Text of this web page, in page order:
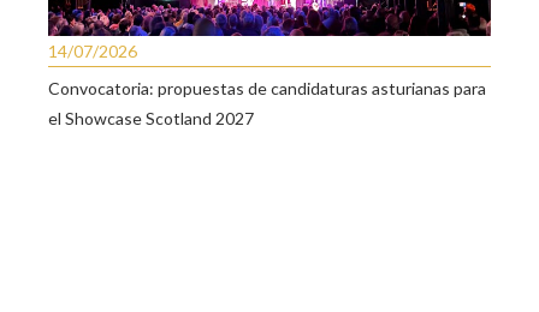
14/07/2026
Convocatoria: propuestas de candidaturas asturianas para
el Showcase Scotland 2027